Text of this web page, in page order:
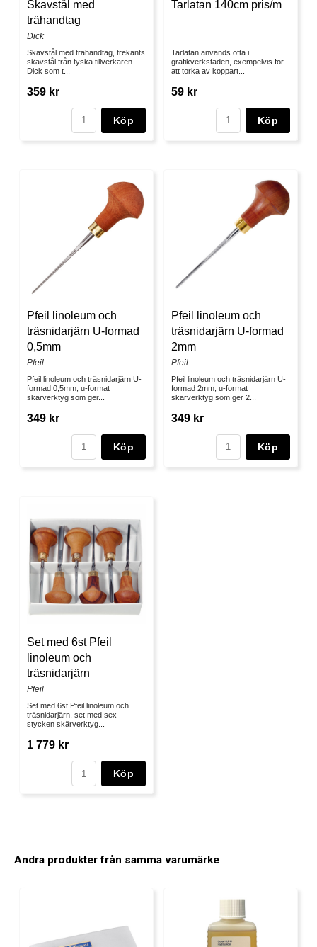
Skavstål med
trähandtag
Dick
Skavstål med trähandtag, trekants
skavstål från tyska tillverkaren
Dick som t...
359 kr
Köp
Tarlatan 140cm pris/m
Tarlatan används ofta i
grafikverkstaden, exempelvis för
att torka av koppart...
59 kr
Köp
Pfeil linoleum och
träsnidarjärn U-formad
0,5mm
Pfeil
Pfeil linoleum och träsnidarjärn U-
formad 0,5mm, u-format
skärverktyg som ger...
349 kr
Köp
Pfeil linoleum och
träsnidarjärn U-formad
2mm
Pfeil
Pfeil linoleum och träsnidarjärn U-
formad 2mm, u-format
skärverktyg som ger 2...
349 kr
Köp
Set med 6st Pfeil
linoleum och
träsnidarjärn
Pfeil
Set med 6st Pfeil linoleum och
träsnidarjärn, set med sex
stycken skärverktyg...
1 779 kr
Köp
Andra produkter från samma varumärke